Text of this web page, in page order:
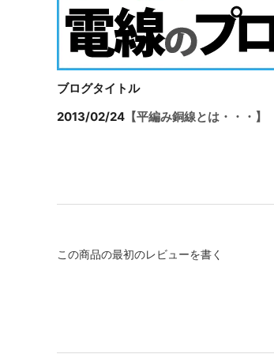
ブログタイトル
2013/02/24 【平編み銅線とは・・・】
この商品の最初のレビューを書く